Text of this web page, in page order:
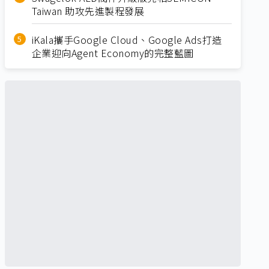
Taiwan 助攻先進製程發展
iKala攜手Google Cloud、Google Ads打造
企業迎向Agent Economy的完整藍圖